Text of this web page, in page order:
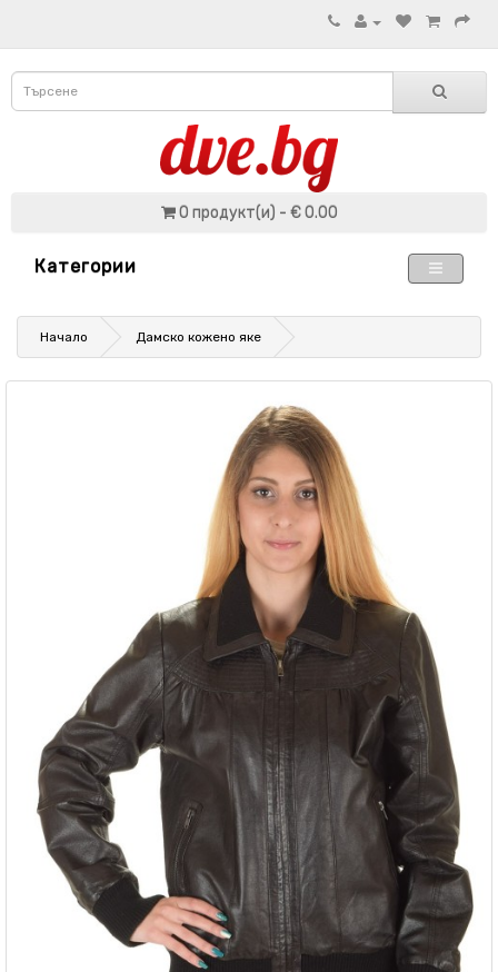
0 продукт(и) - € 0.00
Категории
Начало Дамско кожено яке